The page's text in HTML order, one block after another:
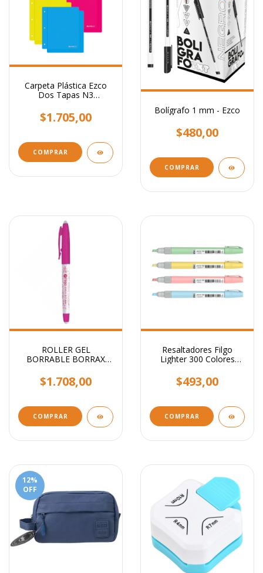
Carpeta Plástica Ezco
Dos Tapas N3
Individual
$1.705,00
COMPRAR
Bolígrafo 1 mm - Ezco
$480,00
COMPRAR
ROLLER GEL
BORRABLE BORRAX
$1.708,00
COMPRAR
Resaltadores Filgo
Lighter 300 Colores
$493,00
COMPRAR
12%
OFF